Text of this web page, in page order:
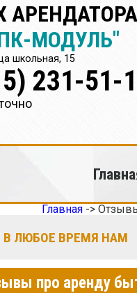
МОДУЛЬ"
школьная, 15
231-51-
Главная->
ЛЮБОЕ ВРЕМЯ НАМ
про аренду